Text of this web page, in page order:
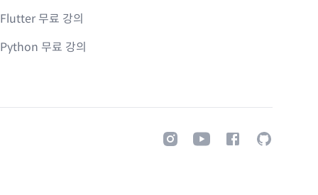
Flutter 무료 강의
Python 무료 강의
InstagramYoutubeFacebookGitHub